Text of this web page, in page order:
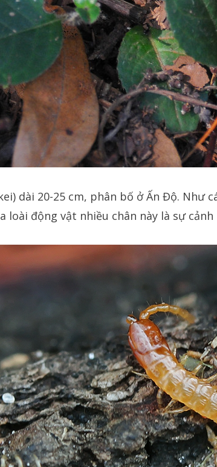
dài 20-25 cm, phân bố ở Ấn Độ. Như
loài động vật nhiều chân này là sự